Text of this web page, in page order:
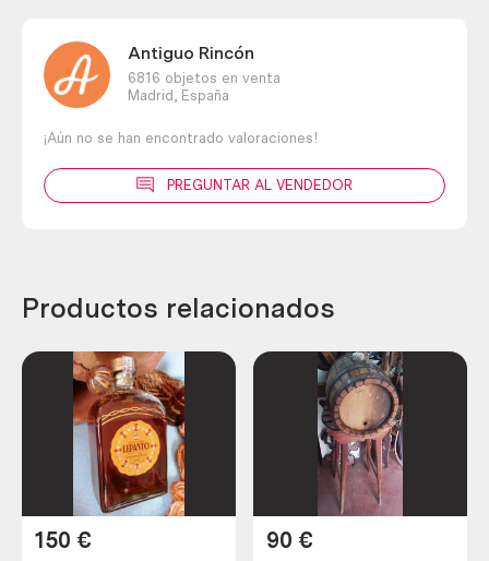
Antiguo Rincón
6816 objetos en venta
Madrid,
España
¡Aún no se han encontrado valoraciones!
PREGUNTAR AL VENDEDOR
Productos relacionados
150 € 90 €